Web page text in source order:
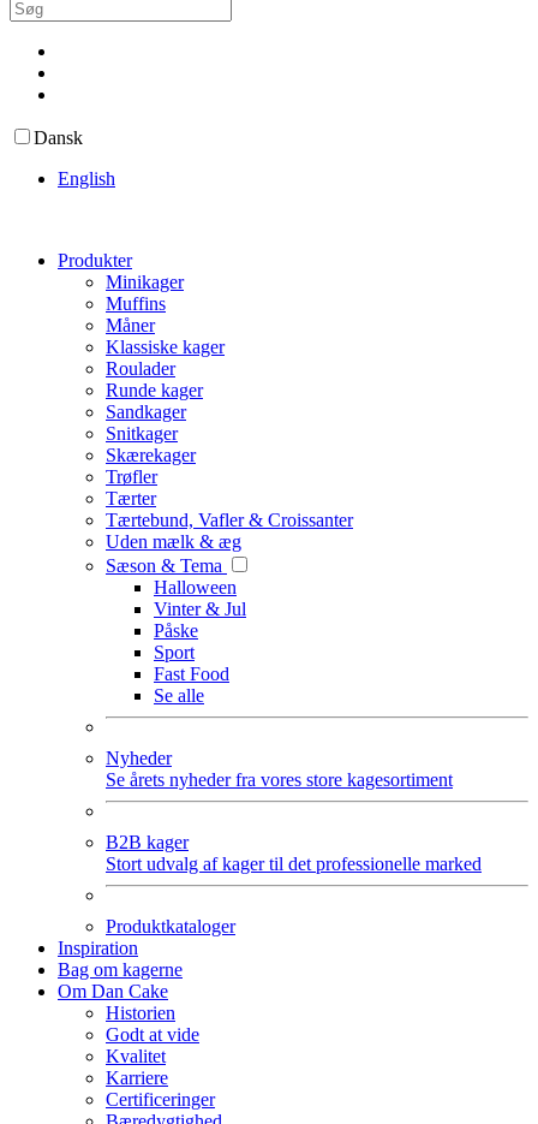
Dansk
English
Produkter
Minikager
Muffins
Måner
Klassiske kager
Roulader
Runde kager
Sandkager
Snitkager
Skærekager
Trøfler
Tærter
Tærtebund, Vafler & Croissanter
Uden mælk & æg
Sæson & Tema
Halloween
Vinter & Jul
Påske
Sport
Fast Food
Se alle
Nyheder
Se årets nyheder fra vores store kagesortiment
B2B kager
Stort udvalg af kager til det professionelle marked
Produktkataloger
Inspiration
Bag om kagerne
Om Dan Cake
Historien
Godt at vide
Kvalitet
Karriere
Certificeringer